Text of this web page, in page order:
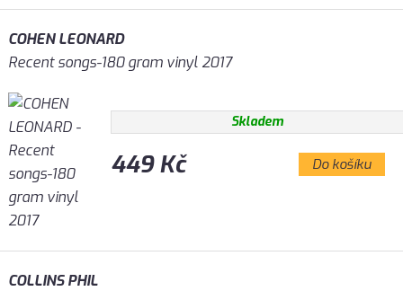
COHEN LEONARD
Recent songs-180 gram vinyl 2017
Skladem
449 Kč Do košíku
COLLINS PHIL